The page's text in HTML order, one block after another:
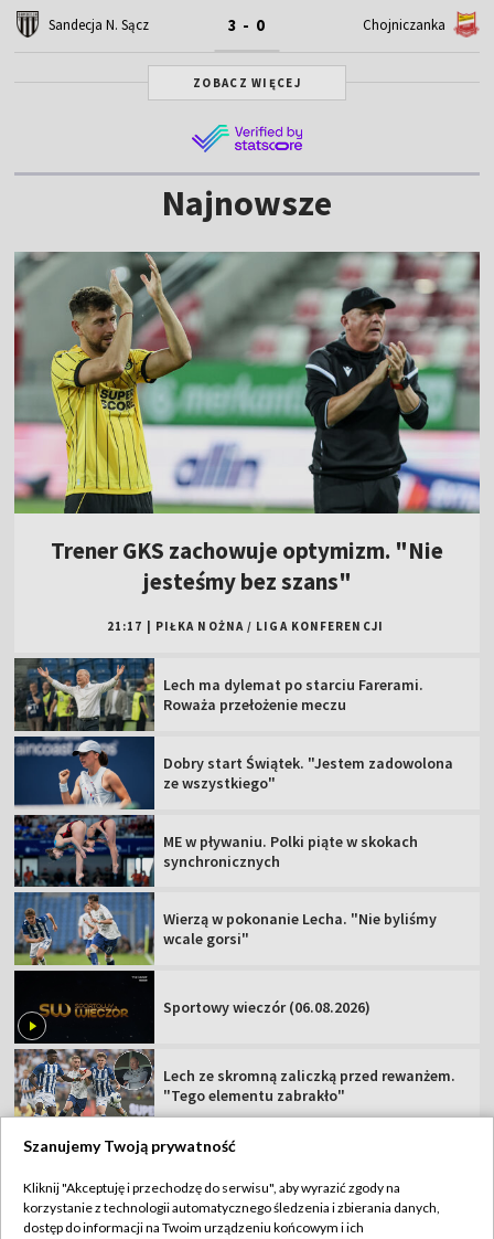
Sandecja N. Sącz 3 - 0 Chojniczanka
ZOBACZ WIĘCEJ
Najnowsze
Trener GKS zachowuje optymizm. "Nie
jesteśmy bez szans"
21:17 PIŁKA NOŻNA / LIGA KONFERENCJI
Lech ma dylemat po starciu Farerami.
Roważa przełożenie meczu
Dobry start Świątek. "Jestem zadowolona
ze wszystkiego"
ME w pływaniu. Polki piąte w skokach
synchronicznych
Wierzą w pokonanie Lecha. "Nie byliśmy
wcale gorsi"
Sportowy wieczór (06.08.2026)
Lech ze skromną zaliczką przed rewanżem.
"Tego elementu zabrakło"
TVP
Szanujemy Twoją prywatność
Kliknij "Akceptuję i przechodzę do serwisu", aby wyrazić zgody na
korzystanie z technologii automatycznego śledzenia i zbierania danych,
dostęp do informacji na Twoim urządzeniu końcowym i ich